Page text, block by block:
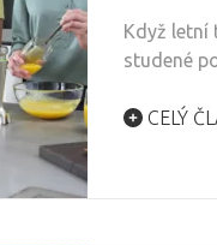
Když letní
studené
CELÝ